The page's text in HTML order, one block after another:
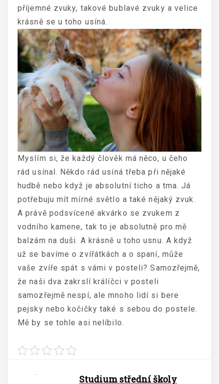
příjemné zvuky, takové bublavé zvuky a velice
krásně se u toho usíná.
Myslím si, že každý člověk má něco, u čeho
rád usínal. Někdo rád usíná třeba při nějaké
hudbě nebo když je absolutní ticho a tma. Já
potřebuju mít mírné světlo a také nějaký zvuk.
A právě podsvícené akvárko se zvukem z
vodního kamene, tak to je absolutně pro mě
balzám na duši. A krásně u toho usnu. A když
už se bavíme o zvířátkách a o spaní, může
vaše zvíře spát s vámi v posteli? Samozřejmě,
že naši dva zakrslí králíčci v posteli
samozřejmě nespí, ale mnoho lidí si bere
pejsky nebo kočičky také s sebou do postele.
Mě by se tohle asi nelíbilo.
Studium střední školy